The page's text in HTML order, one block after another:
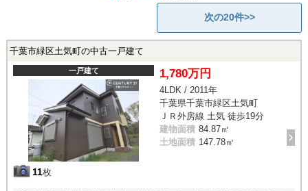
次の20件>>
千葉市緑区土気町の中古一戸建て
一戸建て
11枚
1,780万円
4LDK / 2011年
千葉県千葉市緑区土気町
ＪＲ外房線 土気 徒歩19分
建物面積 84.87㎡
土地面積 147.78㎡